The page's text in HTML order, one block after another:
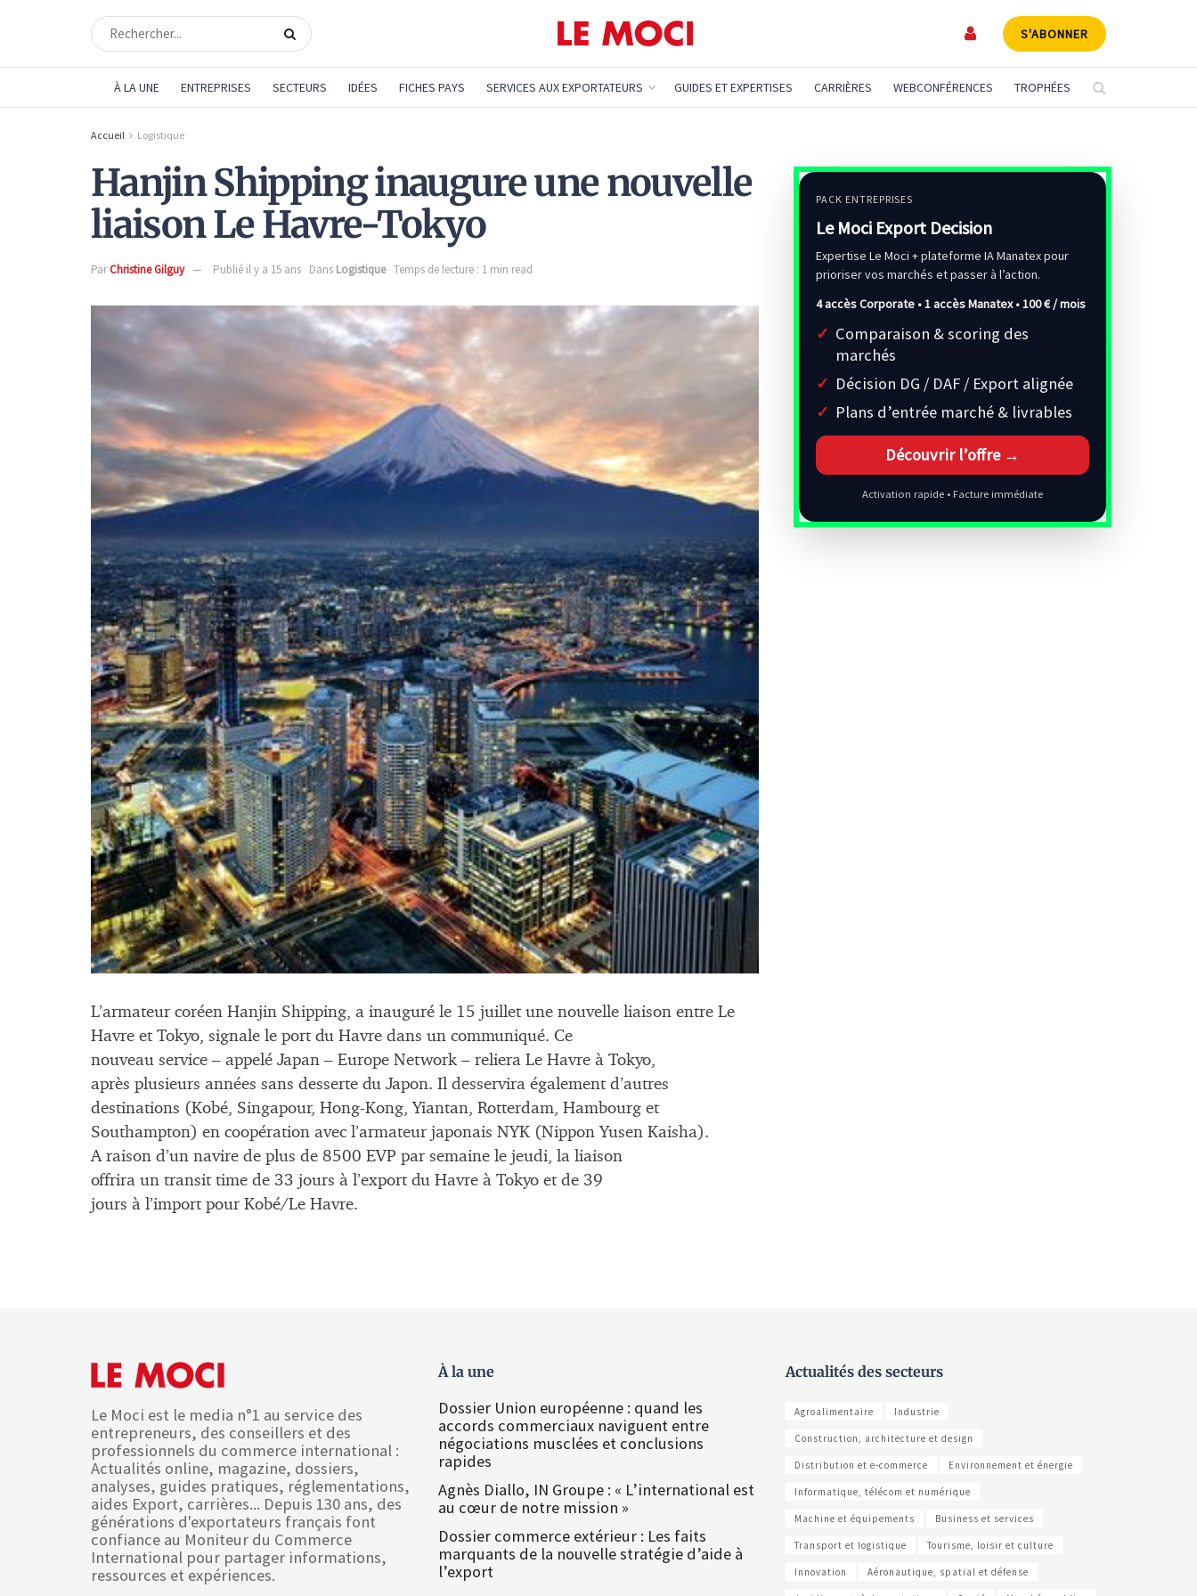
S'ABONNER
À LA UNE ENTREPRISES SECTEURS IDÉES FICHES PAYS SERVICES AUX EXPORTATEURS GUIDES ET EXPERTISES CARRIÈRES WEBCONFÉRENCES TROPHÉES
Accueil Logistique
Hanjin Shipping inaugure une nouvelle
liaison Le Havre-Tokyo
ParChristine Gilguy Publié il y a 15 ans Dans Logistique Temps de lecture : 1 min read
L’armateur coréen Hanjin Shipping, a inauguré le 15 juillet une nouvelle liaison entre Le
Havre et Tokyo, signale le port du Havre dans un communiqué. Ce
nouveau service – appelé Japan – Europe Network – reliera Le Havre à Tokyo,
après plusieurs années sans desserte du Japon. Il desservira également d’autres
destinations (Kobé, Singapour, Hong-Kong, Yiantan, Rotterdam, Hambourg et
Southampton) en coopération avec l’armateur japonais NYK (Nippon Yusen Kaisha).
A raison d’un navire de plus de 8500 EVP par semaine le jeudi, la liaison
offrira un transit time de 33 jours à l’export du Havre à Tokyo et de 39
jours à l’import pour Kobé/Le Havre.
PACK ENTREPRISES
Le Moci Export Decision
Expertise Le Moci + plateforme IA Manatex pour
prioriser vos marchés et passer à l’action.
4 accès Corporate • 1 accès Manatex •100 € / mois
Comparaison & scoring des
marchés
Décision DG / DAF / Export alignée
Plans d’entrée marché & livrables
Découvrir l’offre →
Activation rapide • Facture immédiate
Le Moci est le media n°1 au service des
entrepreneurs, des conseillers et des
professionnels du commerce international :
Actualités online, magazine, dossiers,
analyses, guides pratiques, réglementations,
aides Export, carrières... Depuis 130 ans, des
générations d'exportateurs français font
confiance au Moniteur du Commerce
International pour partager informations,
ressources et expériences.
À la une
Dossier Union européenne : quand les
accords commerciaux naviguent entre
négociations musclées et conclusions
rapides
Agnès Diallo, IN Groupe : « L’international est
au cœur de notre mission »
Dossier commerce extérieur : Les faits
marquants de la nouvelle stratégie d’aide à
l’export
Actualités des secteurs
Agroalimentaire Industrie
Construction, architecture et design
Distribution et e-commerce Environnement et énergie
Informatique, télécom et numérique
Machine et équipements Business et services
Transport et logistique Tourisme, loisir et culture
Innovation Aéronautique, spatial et défense